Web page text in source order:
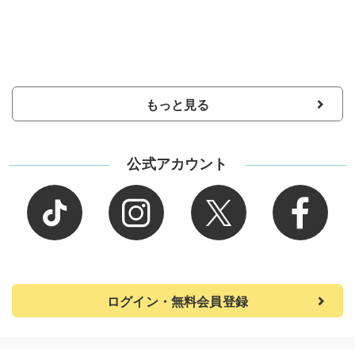
もっと見る
公式アカウント
ログイン・無料会員登録